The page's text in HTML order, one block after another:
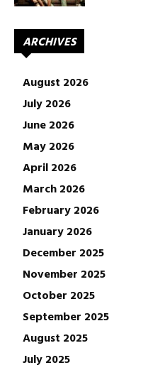
ARCHIVES
August 2026
July 2026
June 2026
May 2026
April 2026
March 2026
February 2026
January 2026
December 2025
November 2025
October 2025
September 2025
August 2025
July 2025